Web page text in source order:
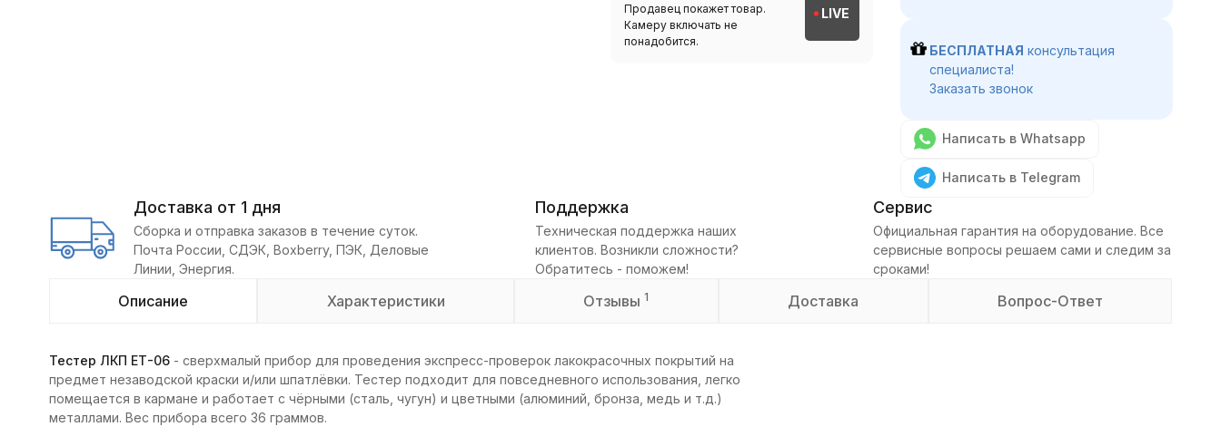
Продавец покажет товар.
Камеру включать не
понадобится.
LIVE
БЕСПЛАТНАЯ консультация
специалиста!
Заказать звонок
Написать в Whatsapp
Написать в Telegram
Доставка от 1 дня
Сборка и отправка заказов в течение суток.
Почта России, СДЭК, Boxberry, ПЭК, Деловые
Линии, Энергия.
Поддержка
Техническая поддержка наших
клиентов. Возникли сложности?
Обратитесь - поможем!
Сервис
Официальная гарантия на оборудование. Все
сервисные вопросы решаем сами и следим за
сроками!
Описание Характеристики Отзывы1 Доставка Вопрос-Ответ
Тестер ЛКП ЕТ-06- сверхмалый прибор для проведения экспресс-проверок лакокрасочных покрытий на
предмет незаводской краски и/или шпатлёвки. Тестер подходит для повседневного использования, легко
помещается в кармане и работает с чёрными (сталь, чугун) и цветными (алюминий, бронза, медь и т.д.)
металлами. Вес прибора всего 36 граммов.